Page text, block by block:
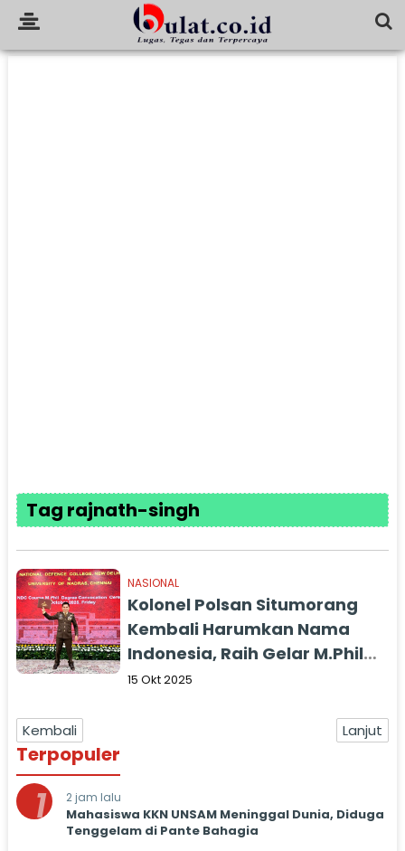
Tag rajnath-singh
NASIONAL
Kolonel Polsan Situmorang
Kembali Harumkan Nama
Indonesia, Raih Gelar M.Phil
Dari Madrash University
15 Okt 2025
Kembali Lanjut
Terpopuler
1 2 jam lalu
Mahasiswa KKN UNSAM Meninggal Dunia, Diduga
Tenggelam di Pante Bahagia